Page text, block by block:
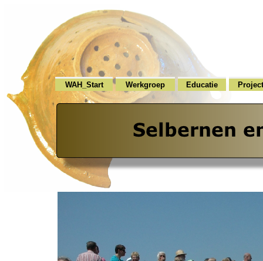
WAH_Start Werkgroep Educatie